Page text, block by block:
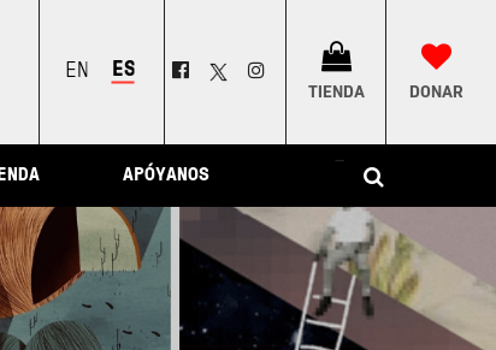
ENGLISHESPAÑOL
TIENDA DONAR
APÓYANOS
–